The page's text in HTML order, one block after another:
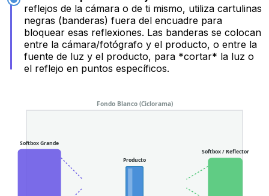
reflejos de la cámara o de ti mismo, utiliza cartulinas
negras (banderas) fuera del encuadre para
bloquear esas reflexiones. Las banderas se colocan
entre la cámara/fotógrafo y el producto, o entre la
fuente de luz y el producto, para *cortar* la luz o
el reflejo en puntos específicos.
Fondo Blanco (Ciclorama)
Softbox Grande
Softbox / Reflector
Producto